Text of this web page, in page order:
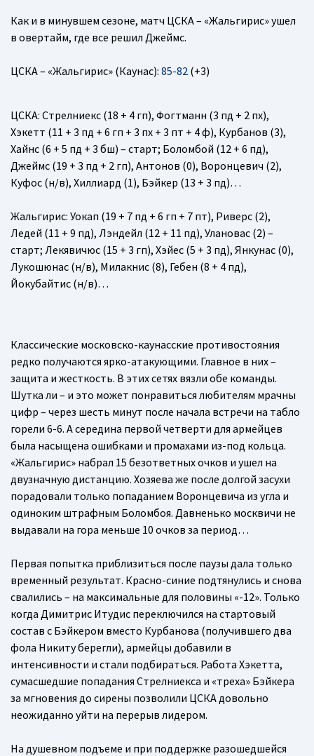
Как и в минувшем сезоне, матч ЦСКА – «Жальгирис» ушел
в овертайм, где все решил Джеймс.
ЦСКА – «Жальгирис» (Каунас): 85-82 (+3)
ЦСКА: Стрелниекс (18 + 4 гп), Фогтманн (3 пд + 2 пх),
Хэкетт (11 + 3 пд + 6 гп + 3 пх + 3 пт + 4 ф), Курбанов (3),
Хайнс (6 + 5 пд + 3 бш) – старт; Боломбой (12 + 6 пд),
Джеймс (19 + 3 пд + 2 гп), Антонов (0), Воронцевич (2),
Куфос (н/в), Хиллиард (1), Бэйкер (13 + 3 пд)…
Жальгирис: Уокап (19 + 7 пд + 6 гп + 7 пт), Риверс (2),
Ледей (11 + 9 пд), Лэндейл (12 + 11 пд), Улановас (2) –
старт; Лекявичюс (15 + 3 гп), Хэйес (5 + 3 пд), Янкунас (0),
Лукошюнас (н/в), Милакнис (8), Гебен (8 + 4 пд),
Йокубайтис (н/в)…
Классические московско-каунасские противостояния
редко получаются ярко-атакующими. Главное в них –
защита и жесткость. В этих сетях вязли обе команды.
Шутка ли – и это может понравиться любителям мрачны
цифр – через шесть минут после начала встречи на табло
горели 6-6. А середина первой четверти для армейцев
была насыщена ошибками и промахами из-под кольца.
«Жальгирис» набрал 15 безответных очков и ушел на
двузначную дистанцию. Хозяева же после долгой засухи
порадовали только попаданием Воронцевича из угла и
одиноким штрафным Боломбоя. Давненько москвичи не
выдавали на гора меньше 10 очков за период…
Первая попытка приблизиться после паузы дала только
временный результат. Красно-синие подтянулись и снова
свалились – на максимальные для половины «-12». Только
когда Димитрис Итудис переключился на стартовый
состав с Бэйкером вместо Курбанова (получившего два
фола Никиту берегли), армейцы добавили в
интенсивности и стали подбираться. Работа Хэкетта,
сумасшедшие попадания Стрелниекса и «треха» Бэйкера
за мгновения до сирены позволили ЦСКА довольно
неожиданно уйти на перерыв лидером.
На душевном подъеме и при поддержке разошедшейся